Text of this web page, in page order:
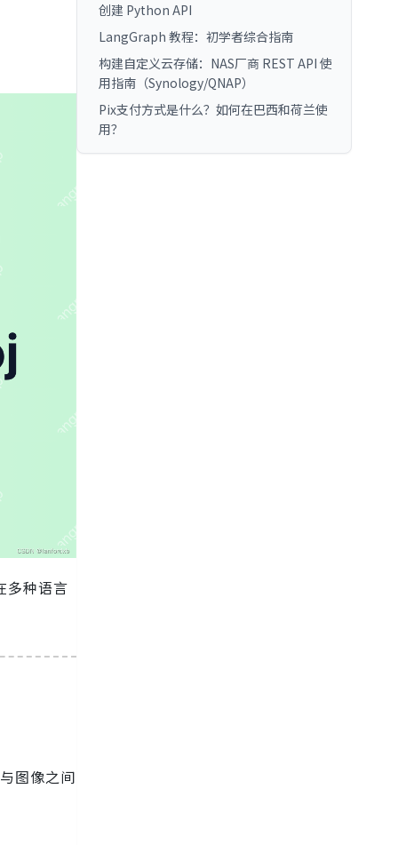
多种语言
图像之间
创建 Python API
LangGraph 教程：初学者综合指南
构建自定义云存储：NAS厂商 REST API 使
用指南（Synology/QNAP）
Pix支付方式是什么？如何在巴西和荷兰使
用？